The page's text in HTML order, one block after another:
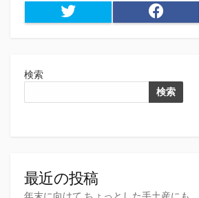
Twitter Facebook
検索
検索
最近の投稿